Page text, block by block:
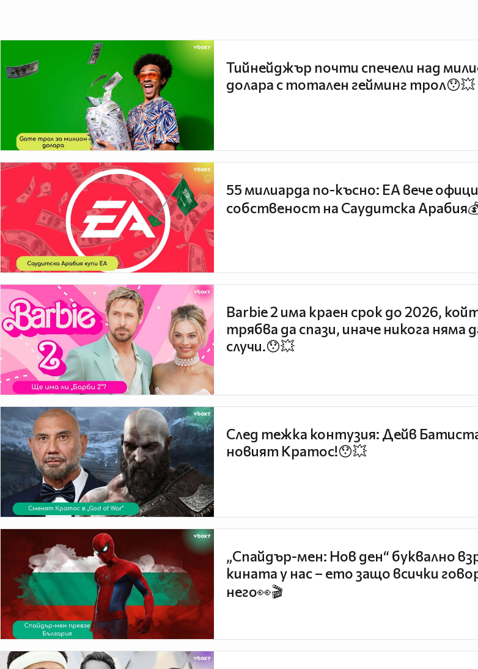
Тийнейджър почти спечели над
долара с тотален гейминг трол😯💥
55 милиарда по-късно: EA вече
собственост на Саудитска
Barbie 2 има краен срок до 2026,
трябва да спази, иначе никога няма
случи.😯💥
След тежка контузия: Дейв
новият Кратос!😯💥
„Спайдър-мен: Нов ден“ буквално
кината у нас – ето защо всички
него👀🎬